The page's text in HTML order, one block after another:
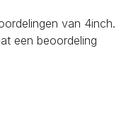
van 4inch.
een beoordeling